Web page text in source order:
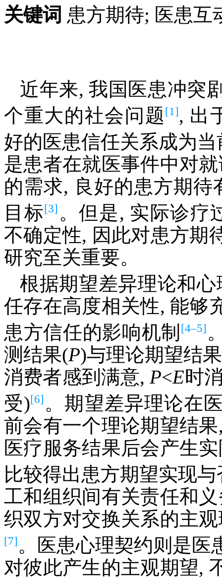
关键词 患方期待; 医患互
近年来, 我国医患冲突
个重大的社会问题[1], 出
好的医患信任关系成为
是患者在就医事件中对
的需求, 良好的患方期
目标[3] 。但是, 实际诊疗
不确定性, 因此对患方期
研究至关重要。
根据期望差异理论和
任存在高度相关性, 能够
患方信任的影响机制 [4–5]
测结果(P)与理论期望结
消费者感到满意,P<E时
受)[6] 。期望差异理论在
前会有一个理论期望结
医疗服务结果后会产生
比较得出患方期望实现
工和组织间有关责任和
织双方对交换关系的主
[7] 。医患心理契约则是医
对彼此产生的主观期望,